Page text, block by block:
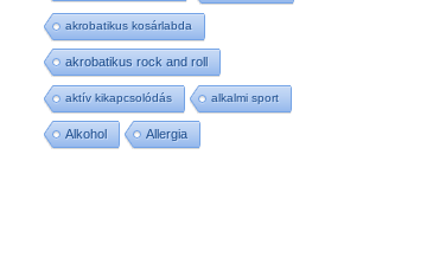
akrobatikus kosárlabda
akrobatikus rock and roll
aktív kikapcsolódás alkalmi sport
Alkohol Allergia